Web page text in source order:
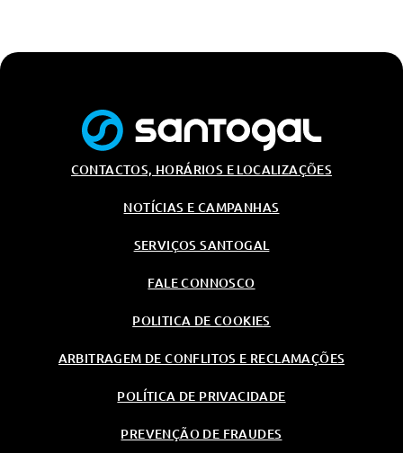
CONTACTOS, HORÁRIOS E LOCALIZAÇÕES
NOTÍCIAS E CAMPANHAS
SERVIÇOS SANTOGAL
FALE CONNOSCO
POLITICA DE COOKIES
ARBITRAGEM DE CONFLITOS E RECLAMAÇÕES
POLÍTICA DE PRIVACIDADE
PREVENÇÃO DE FRAUDES